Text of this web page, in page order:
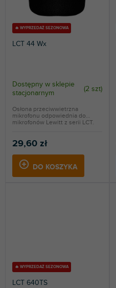
🔥 WYPRZEDAŻ SEZONOWA
LCT 44 Wx
Dostępny w sklepie
stacjonarnym
(2 szt)
29,60 zł
DO KOSZYKA
Osłona przeciwwietrzna
mikrofonu odpowiednia do
mikrofonów Lewitt z serii LCT.
🔥 WYPRZEDAŻ SEZONOWA
LCT 640TS